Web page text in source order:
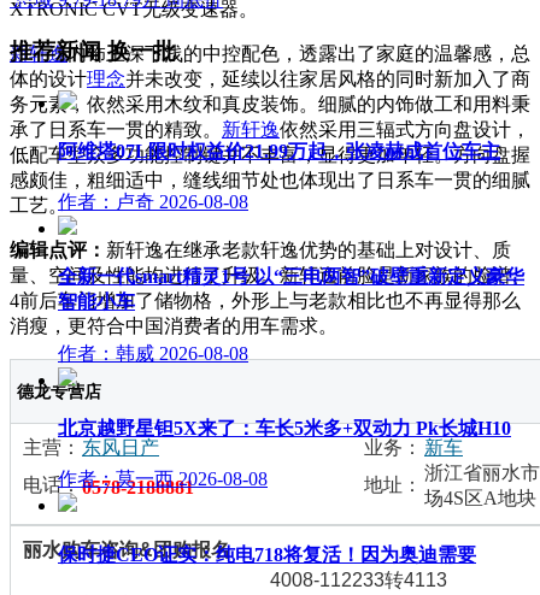
XTRONIC CVT无级变速器。
新轩逸内饰上深下浅的中控配色，透露出了家庭的温馨感，总
体的设计理念并未改变，延续以往家居风格的同时新加入了商
务元素，依然采用木纹和真皮装饰。细腻的内饰做工和用料秉
承了日系车一贯的精致。 新轩逸依然采用三辐式方向盘设计，
低配车型众多功能控制键并不丰富，显得更加年轻。方向盘握
感颇佳，粗细适中，缝线细节处也体现出了日系车一贯的细腻
工艺。
编辑点评： 新轩逸在继承老款轩逸优势的基础上对设计、质
量、空间及性能均进行了升级。新轩逸前脸是新家族的脸谱、
4前后车门增加了储物格，外形上与老款相比也不再显得那么
消瘦，更符合中国消费者的用车需求。
德龙专营店
主营： 东风日产 业务： 新车
电话：0578-2188881 地址：
浙江省丽水
场4S区A地块
丽水购车咨询&团购报名
4008-112233转4113
推荐新闻换一批
阿维塔07L限时权益价21.99万起，张凌赫成首位车主
作者：卢奇 2026-08-08
全新一代smart精灵1号 以“三电两智”破壁重新定义豪华
智能小车
作者：韩威 2026-08-08
北京越野星钽5X来了：车长5米多+双动力 Pk长城H10
作者：莫一西 2026-08-08
保时捷CEO证实：纯电718将复活！因为奥迪需要